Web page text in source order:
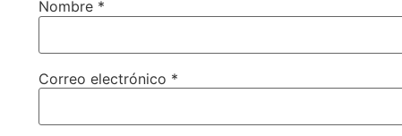
Nombre *
Correo electrónico *